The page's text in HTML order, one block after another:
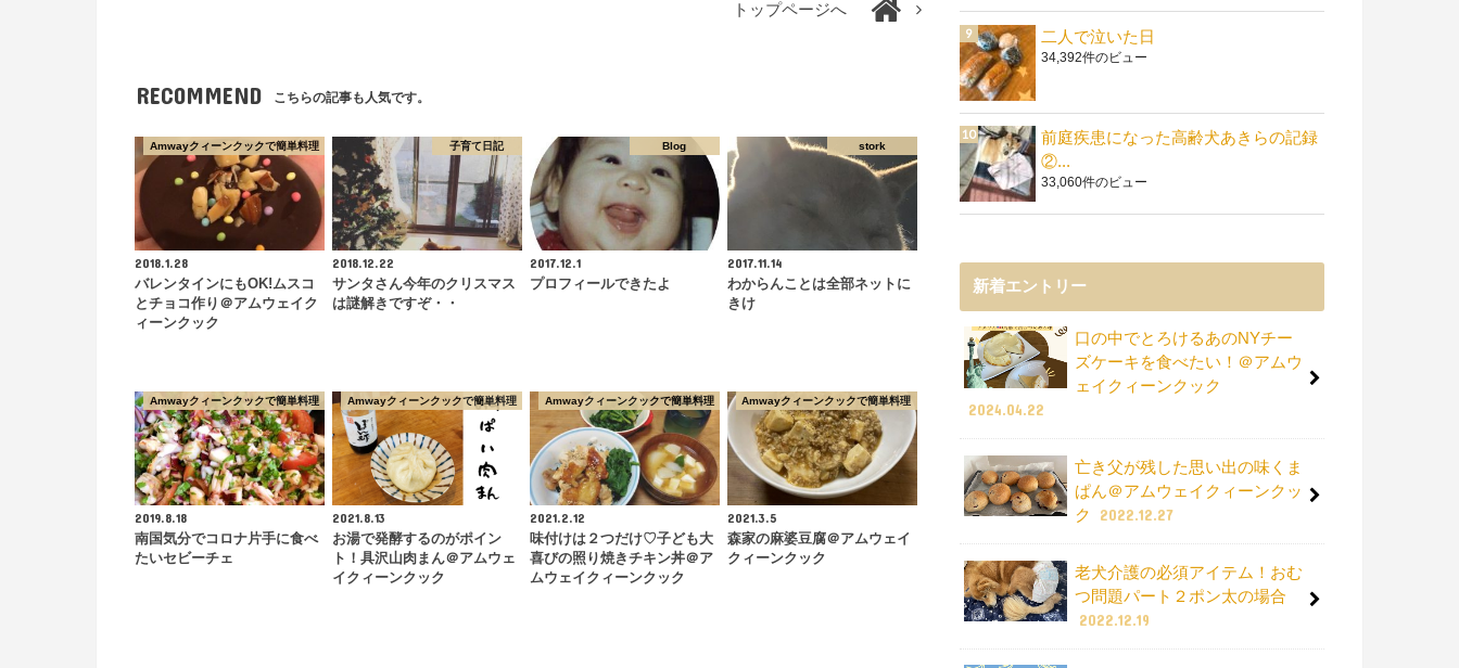
トップページへ
RECOMMEND こちらの記事も人気です。
Amwayクィーンクックで簡単料理
2018.1.28
バレンタインにもOK!ムスコ
とチョコ作り＠アムウェイク
ィーンクック
子育て日記
2018.12.22
サンタさん今年のクリスマス
は謎解きですぞ・・
Blog
2017.12.1
プロフィールできたよ
stork
2017.11.14
わからんことは全部ネットに
きけ
Amwayクィーンクックで簡単料理
2019.8.18
南国気分でコロナ片手に食べ
たいセビーチェ
Amwayクィーンクックで簡単料理
2021.8.13
お湯で発酵するのがポイン
ト！具沢山肉まん＠アムウェ
イクィーンクック
Amwayクィーンクックで簡単料理
2021.2.12
味付けは２つだけ♡子ども大
喜びの照り焼きチキン丼＠ア
ムウェイクィーンクック
Amwayクィーンクックで簡単料理
2021.3.5
森家の麻婆豆腐＠アムウェイ
クィーンクック
二人で泣いた日
34,392件のビュー
前庭疾患になった高齢犬あきらの記録
②...
33,060件のビュー
新着エントリー
口の中でとろけるあのNYチー
ズケーキを食べたい！＠アムウ
ェイクィーンクック
2024.04.22
亡き父が残した思い出の味くま
ぱん＠アムウェイクィーンクッ
ク
2022.12.27
老犬介護の必須アイテム！おむ
つ問題パート２ポン太の場合
2022.12.19